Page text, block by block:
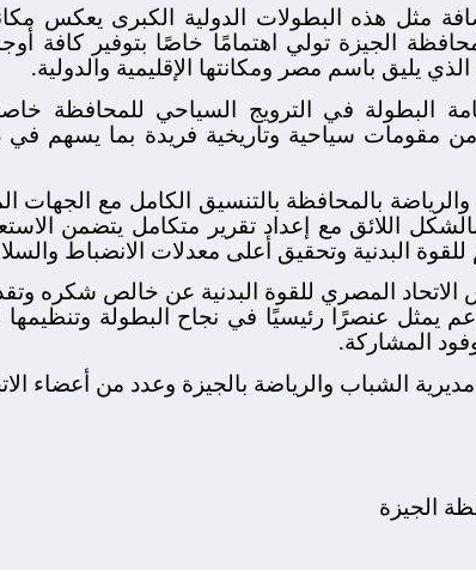
مثل هذه البطولات الدولية الكبرى يعكس
الجيزة تولي اهتمامًا خاصًا بتوفير كافة
يليق باسم مصر ومكانتها الإقليمية والدولية.
البطولة في الترويج السياحي للمحافظة
من مقومات سياحية وتاريخية فريدة بما يسهم
بالمحافظة بالتنسيق الكامل مع الجهات
اللائق مع إعداد تقرير متكامل يتضمن
البدنية وتحقيق أعلى معدلات الانضباط
المصري للقوة البدنية عن خالص شكره
يمثل عنصرًا رئيسيًا في نجاح البطولة وتنظيمها
المشاركة.
الشباب والرياضة بالجيزة وعدد من أعضاء
الجيزة